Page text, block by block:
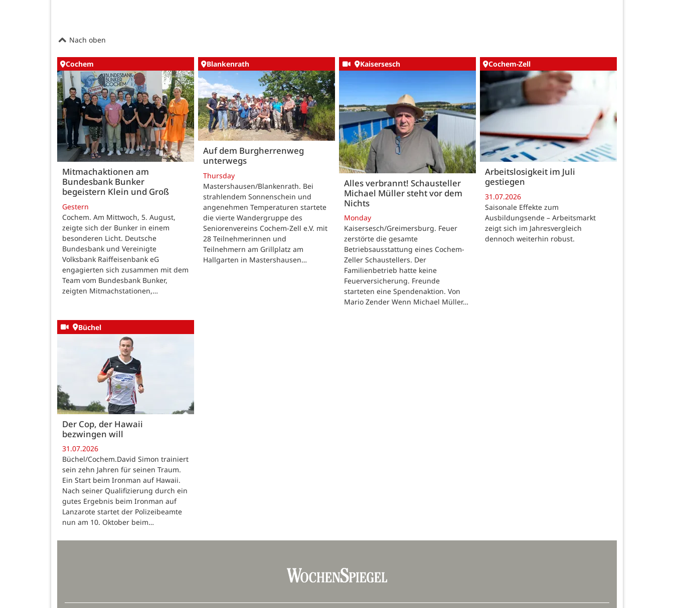
Nach oben
Cochem
Mitmachaktionen am
Bundesbank Bunker
begeistern Klein und Groß
Gestern
Cochem. Am Mittwoch, 5. August,
zeigte sich der Bunker in einem
besonderen Licht. Deutsche
Bundesbank und Vereinigte
Volksbank Raiffeisenbank eG
engagierten sich zusammen mit dem
Team vom Bundesbank Bunker,
zeigten Mitmachstationen,…
Blankenrath
Auf dem Burgherrenweg
unterwegs
Thursday
Mastershausen/Blankenrath. Bei
strahlendem Sonnenschein und
angenehmen Temperaturen startete
die vierte Wandergruppe des
Seniorenvereins Cochem-Zell e.V. mit
28 Teilnehmerinnen und
Teilnehmern am Grillplatz am
Hallgarten in Mastershausen…
Kaisersesch
Alles verbrannt! Schausteller
Michael Müller steht vor dem
Nichts
Monday
Kaisersesch/Greimersburg. Feuer
zerstörte die gesamte
Betriebsausstattung eines Cochem-
Zeller Schaustellers. Der
Familienbetrieb hatte keine
Feuerversicherung. Freunde
starteten eine Spendenaktion. Von
Mario Zender Wenn Michael Müller…
Cochem-Zell
Arbeitslosigkeit im Juli
gestiegen
31.07.2026
Saisonale Effekte zum
Ausbildungsende – Arbeitsmarkt
zeigt sich im Jahresvergleich
dennoch weiterhin robust.
Büchel
Der Cop, der Hawaii
bezwingen will
31.07.2026
Büchel/Cochem.David Simon trainiert
sein zehn Jahren für seinen Traum.
Ein Start beim Ironman auf Hawaii.
Nach seiner Qualifizierung durch ein
gutes Ergebnis beim Ironman auf
Lanzarote startet der Polizeibeamte
nun am 10. Oktober beim…